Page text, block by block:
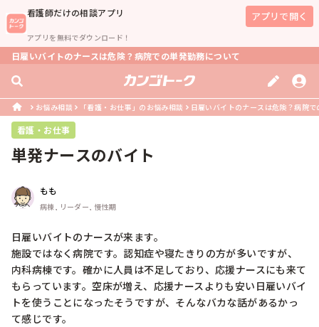
看護師だけの相談アプリ
アプリを無料でダウンロード！
アプリで開く
日雇いバイトのナースは危険？病院での単発勤務について
お悩み相談 「看護・お仕事」のお悩み相談 日雇いバイトのナースは危険？病院
看護・お仕事
単発ナースのバイト
もも
病棟, リーダー, 慢性期
日雇いバイトのナースが来ます。
施設ではなく病院です。認知症や寝たきりの方が多いですが、
内科病棟です。確かに人員は不足しており、応援ナースにも来て
もらっています。空床が増え、応援ナースよりも安い日雇いバイ
トを使うことになったそうですが、そんなバカな話があるかっ
て感じです。